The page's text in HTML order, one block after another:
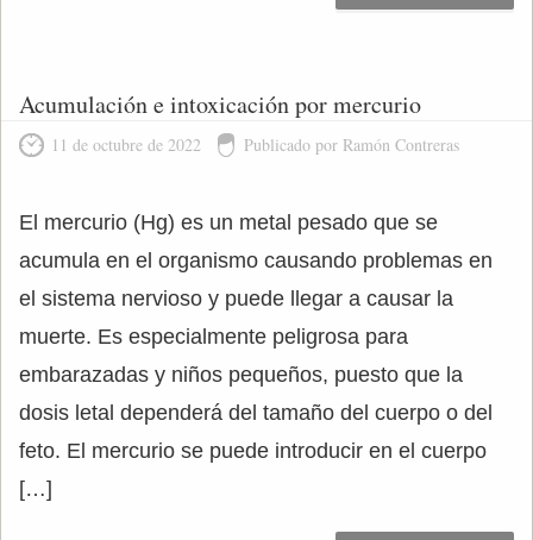
Acumulación e intoxicación por mercurio
11 de octubre de 2022 Publicado por Ramón Contreras
El mercurio (Hg) es un metal pesado que se
acumula en el organismo causando problemas en
el sistema nervioso y puede llegar a causar la
muerte. Es especialmente peligrosa para
embarazadas y niños pequeños, puesto que la
dosis letal dependerá del tamaño del cuerpo o del
feto. El mercurio se puede introducir en el cuerpo
[…]